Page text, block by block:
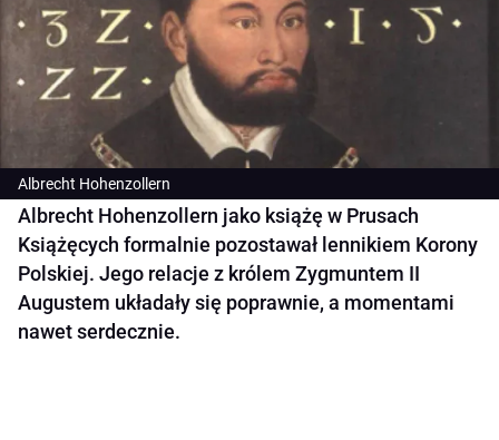
Albrecht Hohenzollern
Albrecht Hohenzollern jako książę w Prusach
Książęcych formalnie pozostawał lennikiem Korony
Polskiej. Jego relacje z królem Zygmuntem II
Augustem układały się poprawnie, a momentami
nawet serdecznie.